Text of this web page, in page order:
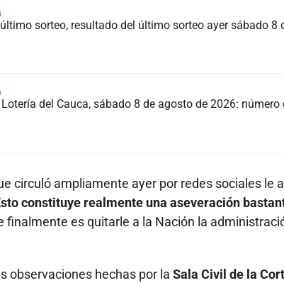
sorteo, resultado del último sorteo ayer sábado 8
del Cauca, sábado 8 de agosto de 2026:
circuló ampliamente ayer por redes sociales le
constituye realmente una aseveración
finalmente es quitarle a la Nación la
observaciones hechas por la Sala Civil de la